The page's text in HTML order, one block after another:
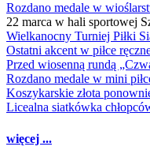
Rozdano medale w
22 marca w hali sportowej
Wielkanocny Turniej Piłki
Ostatni akcent w piłce
Przed wiosenną rundą
Rozdano medale w mini
Koszykarskie złota
Licealna siatkówka
więcej ...